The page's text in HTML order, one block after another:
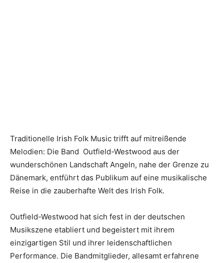
Traditionelle Irish Folk Music trifft auf mitreißende
Melodien: Die Band Outfield-Westwood aus der
wunderschönen Landschaft Angeln, nahe der Grenze zu
Dänemark, entführt das Publikum auf eine musikalische
Reise in die zauberhafte Welt des Irish Folk.
Outfield-Westwood hat sich fest in der deutschen
Musikszene etabliert und begeistert mit ihrem
einzigartigen Stil und ihrer leidenschaftlichen
Performance. Die Bandmitglieder, allesamt erfahrene